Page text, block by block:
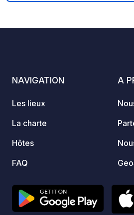
NAVIGATION
Les lieux
La charte
Hôtes
FAQ
A